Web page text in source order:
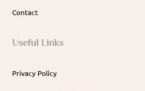
Contact
Useful Links
Privacy Policy